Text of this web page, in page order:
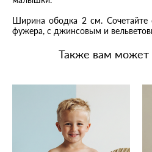
Ширина ободка 2 см. Сочетайте
фужера, с джинсовым и
Также вам может